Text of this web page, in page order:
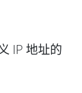
IP 地址的